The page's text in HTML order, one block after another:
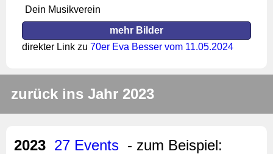
Dein Musikverein
mehr Bilder
direkter Link zu 70er Eva Besser vom 11.05.2024
zurück ins Jahr 2023
2023 27 Events - zum Beispiel: